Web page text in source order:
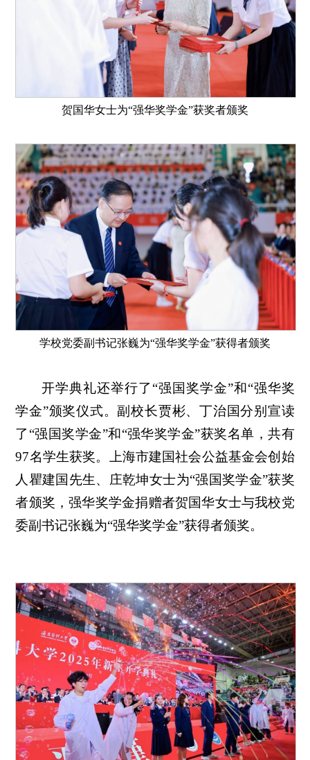
贺国华女士为“强华奖学金”获奖者颁奖
学校党委副书记张巍为“强华奖学金”获得者颁奖
开学典礼还举行了“强国奖学金”和“强华奖
学金”颁奖仪式。副校长贾彬、丁治国分别宣读
了“强国奖学金”和“强华奖学金”获奖名单，共有
97名学生获奖。上海市建国社会公益基金会创始
人瞿建国先生、庄乾坤女士为“强国奖学金”获奖
者颁奖，强华奖学金捐赠者贺国华女士与我校党
委副书记张巍为“强华奖学金”获得者颁奖。